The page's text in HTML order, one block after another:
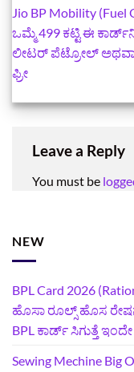
Jio BP Mobility (Fuel
ಒಮ್ಮೆ 499 ಕಟ್ಟಿ ಈ
ಲೀಟರ್ ಪೆಟ್ರೋಲ್
ಫ್ರೀ
Leave a Reply
You must be
NEW
BPL Card 2026
ಹೊಸಾ ರೂಲ್ಸ್ ಹೊಸ
BPL ಕಾರ್ಡ್ ಸಿಗುತ್ತೆ
Sewing Mechine